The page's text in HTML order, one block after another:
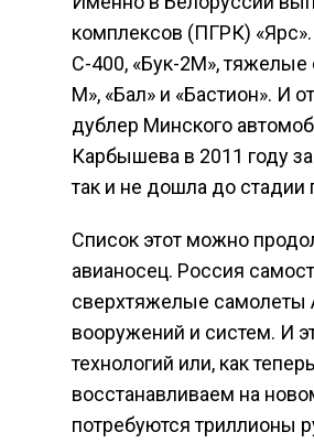
комплексов (ПГРК)
С-400, «Бук-2М», тяжелые
М», «Бал» и «Бастион». И
дублер Минского
Карбышева в 2011 году
так и не дошла до стадии
Список этот можно
авианосец. Россия
сверхтяжелые самолеты
вооружений и систем. И
технологий или, как
восстанавливаем на
потребуются триллионы